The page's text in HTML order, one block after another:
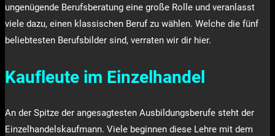
ungenügende Berufsberatung eine große Rolle und veranlasst
viele dazu, einen klassischen Beruf zu wählen. Welche die fünf
beliebtesten Berufsbilder sind, verraten wir dir hier.
Kaufleute im Einzelhandel
An der Spitze der angesagtesten Ausbildungsberufe steht der
Einzelhandelskaufmann. Viele beginnen diese Lehre mit dem